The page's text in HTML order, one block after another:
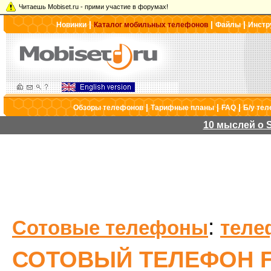
Читаешь Mobiset.ru - прими участие в форумах!
Новинки|Каталог мобильных телефонов |Файлы|
Обзоры телефонов|Тарифные планы|FAQ|Б/у
10 мыслей о
Сотовые телефоны:
СОТОВЫЙ ТЕЛЕФОН